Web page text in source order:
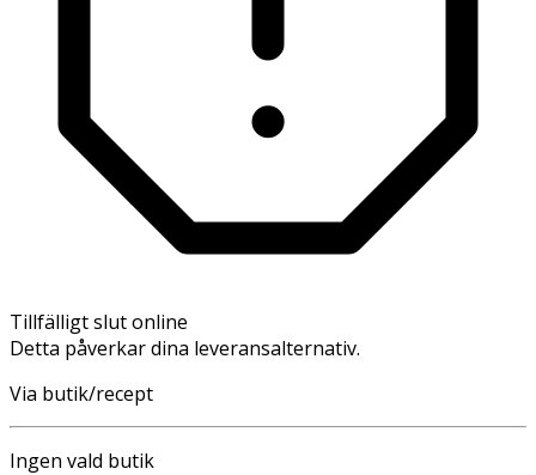
Tillfälligt slut online
Detta påverkar dina leveransalternativ.
Via butik/recept
Ingen vald butik